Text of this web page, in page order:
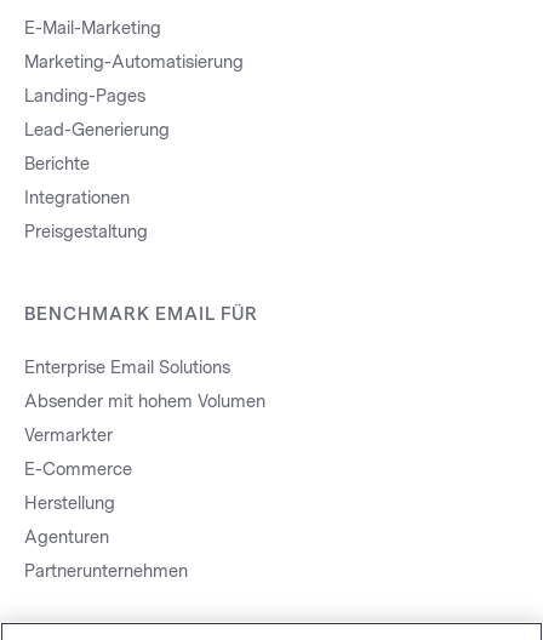
E-Mail-Marketing
Marketing-Automatisierung
Landing-Pages
Lead-Generierung
Berichte
Integrationen
Preisgestaltung
BENCHMARK EMAIL FÜR
Enterprise Email Solutions
Absender mit hohem Volumen
Vermarkter
E-Commerce
Herstellung
Agenturen
Partnerunternehmen